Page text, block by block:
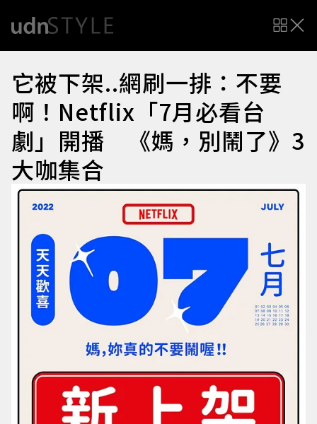
它被下架..網刷一排：不要
啊！Netflix「7月必看台
劇」開播 《媽，別鬧了》3
大咖集合